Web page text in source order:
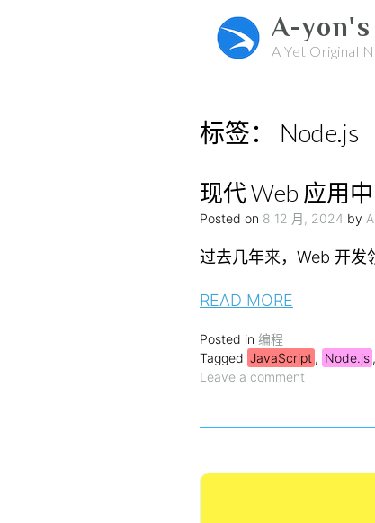
A-
A Yet Original
标签： Node.js
现代 Web 应用
Posted on 8 12 月, 2024 by
过去几年来，Web 开发
READ MORE
Posted in 编程
Tagged JavaScript , Node.js ,
Leave a comment